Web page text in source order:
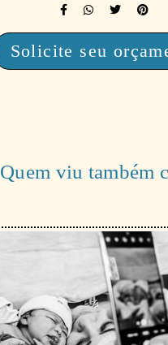
Solicite seu
Quem viu também